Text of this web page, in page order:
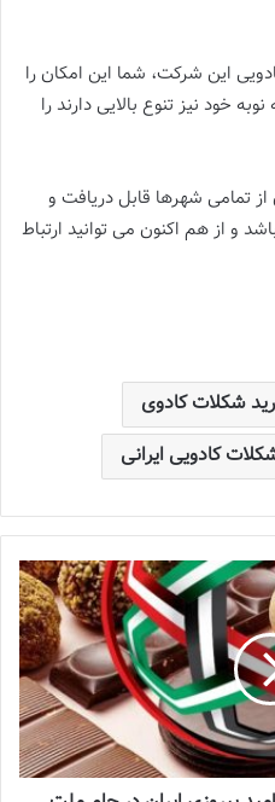
این شرکت، شما این امکان را
خود نیز تنوع بالایی دارند را
تمامی شهرها قابل دریافت و
و از هم اکنون می توانید ارتباط
شکلات کادوی
کادویی ایرانی